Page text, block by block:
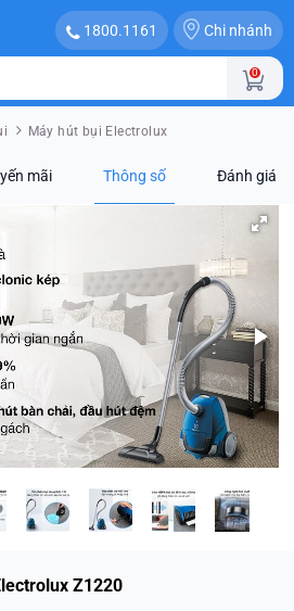
1800.1161 Chi nhánh
0
Máy hút bụi Electrolux
mãi Thông số Đánh giá
Z1220